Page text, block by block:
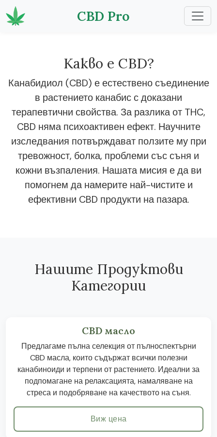
CBD Pro
Какво е CBD?
Канабидиол (CBD) е естествено съединение
в растението канабис с доказани
терапевтични свойства. За разлика от THC,
CBD няма психоактивен ефект. Научните
изследвания потвърждават ползите му при
тревожност, болка, проблеми със съня и
кожни възпаления. Нашата мисия е да ви
помогнем да намерите най-чистите и
ефективни CBD продукти на пазара.
Нашите Продуктови
Категории
CBD масло
Предлагаме пълна селекция от пълноспектърни
CBD масла, които съдържат всички полезни
канабиноиди и терпени от растението. Идеални за
подпомагане на релаксацията, намаляване на
стреса и подобряване на качеството на съня.
Виж цена